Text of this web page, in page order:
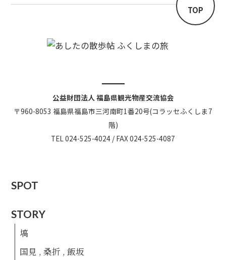
TOP
公益財団法人 福島県観光物産交流協会
〒960-8053 福島県福島市三河南町1番20号(コラッセふくしま7
階)
TEL 024-525-4024 / FAX 024-525-4087
SPOT
STORY
塙
国見 , 桑折 , 飯坂